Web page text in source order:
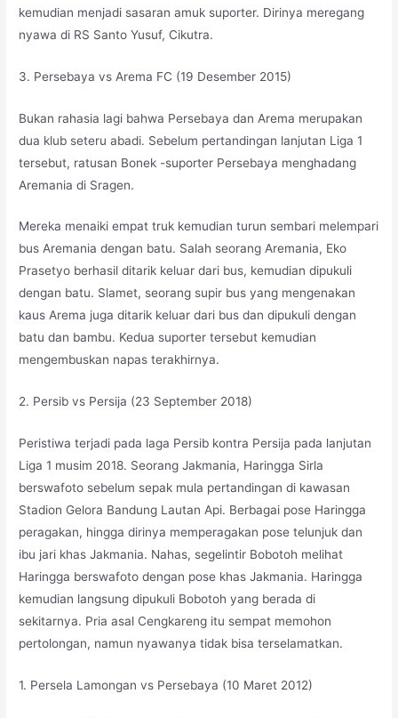
kemudian menjadi sasaran amuk suporter. Dirinya meregang
nyawa di RS Santo Yusuf, Cikutra.
3. Persebaya vs Arema FC (19 Desember 2015)
Bukan rahasia lagi bahwa Persebaya dan Arema merupakan
dua klub seteru abadi. Sebelum pertandingan lanjutan Liga 1
tersebut, ratusan Bonek -suporter Persebaya menghadang
Aremania di Sragen.
Mereka menaiki empat truk kemudian turun sembari melempari
bus Aremania dengan batu. Salah seorang Aremania, Eko
Prasetyo berhasil ditarik keluar dari bus, kemudian dipukuli
dengan batu. Slamet, seorang supir bus yang mengenakan
kaus Arema juga ditarik keluar dari bus dan dipukuli dengan
batu dan bambu. Kedua suporter tersebut kemudian
mengembuskan napas terakhirnya.
2. Persib vs Persija (23 September 2018)
Peristiwa terjadi pada laga Persib kontra Persija pada lanjutan
Liga 1 musim 2018. Seorang Jakmania, Haringga Sirla
berswafoto sebelum sepak mula pertandingan di kawasan
Stadion Gelora Bandung Lautan Api. Berbagai pose Haringga
peragakan, hingga dirinya memperagakan pose telunjuk dan
ibu jari khas Jakmania. Nahas, segelintir Bobotoh melihat
Haringga berswafoto dengan pose khas Jakmania. Haringga
kemudian langsung dipukuli Bobotoh yang berada di
sekitarnya. Pria asal Cengkareng itu sempat memohon
pertolongan, namun nyawanya tidak bisa terselamatkan.
1. Persela Lamongan vs Persebaya (10 Maret 2012)